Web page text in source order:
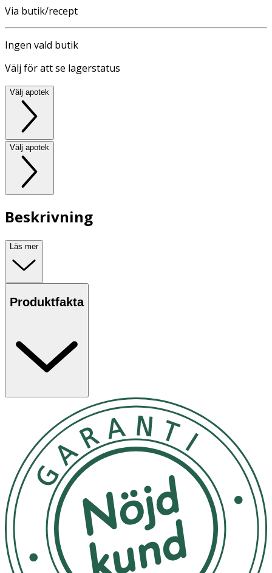
Via butik/recept
Ingen vald butik
Välj för att se lagerstatus
Välj apotek
Välj apotek
Beskrivning
Läs mer
Produktfakta